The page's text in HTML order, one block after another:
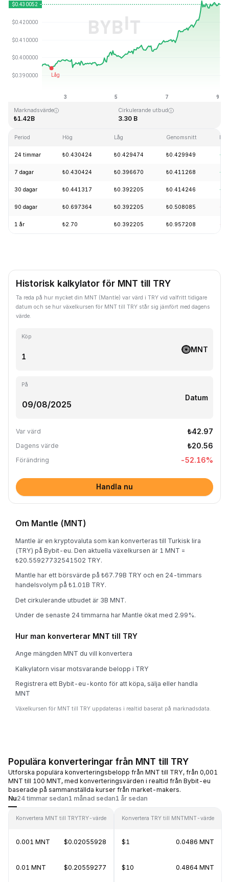
Senast uppdaterad: 2026-08-09, 01:28 GMT+0
Marknadsvärde
₺1.42B
Cirkulerande utbud
3.30 B
Period Hög Låg Genomsnitt
24 timmar ₺0.430424 ₺0.429474 ₺0.429949
7 dagar ₺0.430424 ₺0.396670 ₺0.411268
30 dagar ₺0.441317 ₺0.392205 ₺0.414246
90 dagar ₺0.697364 ₺0.392205 ₺0.508085 -
1 år ₺2.70 ₺0.392205 ₺0.957208 -
Historisk kalkylator för MNT till TRY
Ta reda på hur mycket din MNT (Mantle) var värd i TRY vid valfritt tidigare
datum och se hur växelkursen för MNT till TRY står sig jämfört med dagens
värde.
Köp
MNT
På
Datum
Var värd ₺42.97
Dagens värde ₺20.56
Förändring -52.16%
Handla nu
Om Mantle (MNT)
Mantle är en kryptovaluta som kan konverteras till Turkisk lira
(TRY) på Bybit-eu. Den aktuella växelkursen är 1 MNT =
₺20.55927732541502 TRY.
Mantle har ett börsvärde på ₺67.79B TRY och en 24-timmars
handelsvolym på ₺1.01B TRY.
Det cirkulerande utbudet är 3B MNT.
Under de senaste 24 timmarna har Mantle ökat med 2.99%.
Hur man konverterar MNT till TRY
Ange mängden MNT du vill konvertera
Kalkylatorn visar motsvarande belopp i TRY
Registrera ett Bybit-eu-konto för att köpa, sälja eller handla
MNT
Växelkursen för MNT till TRY uppdateras i realtid baserat på marknadsdata.
Populära konverteringar från MNT till TRY
Utforska populära konverteringsbelopp från MNT till TRY, från 0,001
MNT till 100 MNT, med konverteringsvärden i realtid från Bybit-eu
baserade på sammanställda kurser från market-makers.
Nu24 timmar sedan1 månad sedan1 år sedan
Konvertera MNT till TRYTRY-värde
0.001 MNT $0.02055928
0.01 MNT $0.20559277
Konvertera TRY till MNTMNT-värde
$1 0.0486 MNT
$10 0.4864 MNT